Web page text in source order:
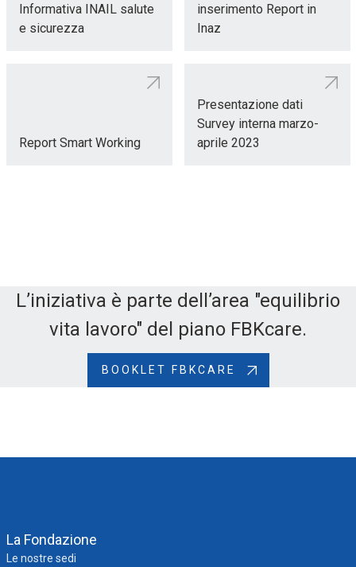
Informativa INAIL salute
e sicurezza
inserimento Report in
Inaz
Report Smart Working
Presentazione dati
Survey interna marzo-
aprile 2023
L’iniziativa è parte dell’area "equilibrio
vita lavoro" del piano FBKcare.
BOOKLET FBKCARE
La Fondazione
Le nostre sedi